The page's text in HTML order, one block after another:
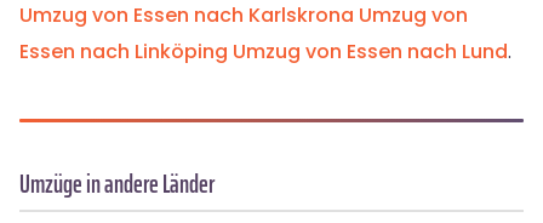
Umzug von Essen nach Karlskrona Umzug von
Essen nach Linköping Umzug von Essen nach Lund.
Umzüge in andere Länder